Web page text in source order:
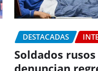
DESTACADAS
Soldados